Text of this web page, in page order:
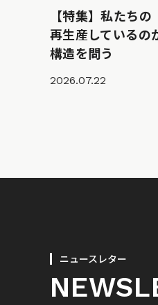
【特集】私たち
再生産しているの
構造を問う
2026.07.22
ニュースレター